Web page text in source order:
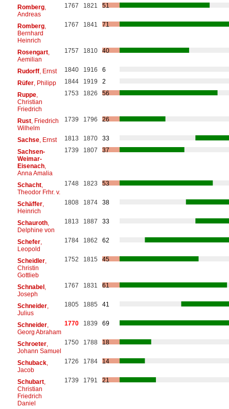
Romberg,
Andreas
1767 1821 51
Romberg,
Bernhard
Heinrich
1767 1841 71
Rosengart,
Aemilian
1757 1810 40
Rudorff, Ernst 1840 1916
6
Rüfer, Philipp 1844 1919
2
Ruppe,
Christian
Friedrich
1753 1826 56
Rust, Friedrich
Wilhelm
1739 1796 26
Sachse, Ernst 1813 1870
33
Sachsen-
Weimar-
Eisenach,
Anna Amalia
1739 1807 37
Schacht,
Theodor Frhr. v.
1748 1823 53
Schäffer,
Heinrich
1808 1874 38
Schauroth,
Delphine von
1813 1887 33
Schefer,
Leopold
1784 1862 62
Scheidler,
Christin
Gottlieb
1752 1815 45
Schnabel,
Joseph
1767 1831 61
Schneider,
Julius
1805 1885 41
Schneider,
Georg Abraham
1770 1839 69
Schroeter,
Johann Samuel
1750 1788 18
Schuback,
Jacob
1726 1784 14
Schubart,
Christian
Friedrich
Daniel
1739 1791 21